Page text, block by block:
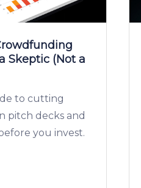
Skeptic (Not a
to cutting
pitch decks and
you invest.